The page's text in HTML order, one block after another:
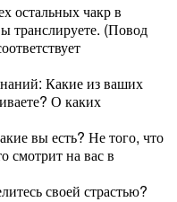
остальных чакр в
транслируете. (Повод
Какие из ваших
О каких
вы есть? Не того, что
смотрит на вас в
своей страстью?